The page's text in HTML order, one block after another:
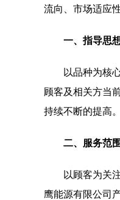
流向、市场适应
一、指导思
以品种为核
顾客及相关方当
持续不断的提高。
二、服务范围
以顾客为关
鹰能源有限公司